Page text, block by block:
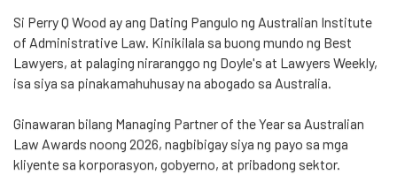
Si Perry Q Wood ay ang Dating Pangulo ng Australian Institute
of Administrative Law. Kinikilala sa buong mundo ng Best
Lawyers, at palaging niraranggo ng Doyle's at Lawyers Weekly,
isa siya sa pinakamahuhusay na abogado sa Australia.
Ginawaran bilang Managing Partner of the Year sa Australian
Law Awards noong 2026, nagbibigay siya ng payo sa mga
kliyente sa korporasyon, gobyerno, at pribadong sektor.